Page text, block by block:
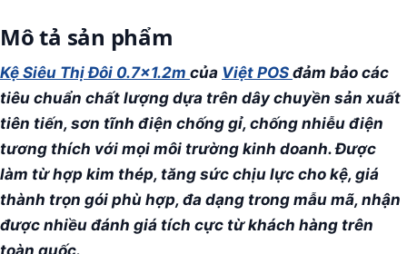
Mô tả sản phẩm
Kệ Siêu Thị Đôi 0.7x1.2m của Việt POS đảm bảo các
tiêu chuẩn chất lượng dựa trên dây chuyền sản xuất
tiên tiến, sơn tĩnh điện chống gỉ, chống nhiễu điện
tương thích với mọi môi trường kinh doanh. Được
làm từ hợp kim thép, tăng sức chịu lực cho kệ, giá
thành trọn gói phù hợp, đa dạng trong mẫu mã, nhận
được nhiều đánh giá tích cực từ khách hàng trên